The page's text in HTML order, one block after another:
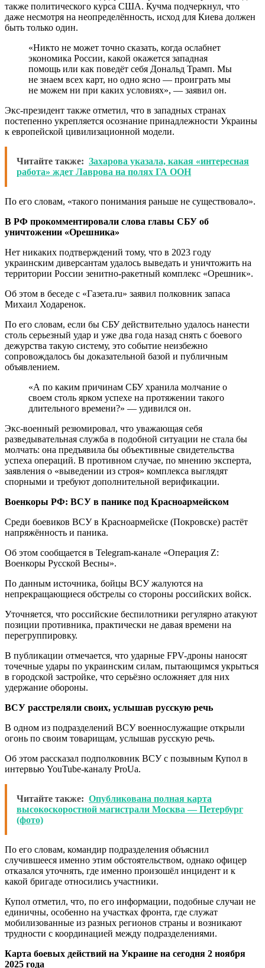
также политического курса США. Кучма подчеркнул, что
даже несмотря на неопределённость, исход для Киева должен
быть только один.
«Никто не может точно сказать, когда ослабнет
экономика России, какой окажется западная
помощь или как поведёт себя Дональд Трамп. Мы
не знаем всех карт, но одно ясно — проиграть мы
не можем ни при каких условиях», — заявил он.
Экс-президент также отметил, что в западных странах
постепенно укрепляется осознание принадлежности Украины
к европейской цивилизационной модели.
Читайте также: Захарова указала, какая «интересная
работа» ждет Лаврова на полях ГА ООН
По его словам, «такого понимания раньше не существовало».
В РФ прокомментировали слова главы СБУ об
уничтожении «Орешника»
Нет никаких подтверждений тому, что в 2023 году
украинским диверсантам удалось выведать и уничтожить на
территории России зенитно-ракетный комплекс «Орешник».
Об этом в беседе с «Газета.ru» заявил полковник запаса
Михаил Ходаренок.
По его словам, если бы СБУ действительно удалось нанести
столь серьезный удар и уже два года назад снять с боевого
дежурства такую систему, это событие неизбежно
сопровождалось бы доказательной базой и публичным
объявлением.
«А по каким причинам СБУ хранила молчание о
своем столь ярком успехе на протяжении такого
длительного времени?» — удивился он.
Экс-военный резюмировал, что уважающая себя
разведывательная служба в подобной ситуации не стала бы
молчать: она предъявила бы объективные свидетельства
успеха операций. В противном случае, по мнению эксперта,
заявления о «выведении из строя» комплекса выглядят
спорными и требуют дополнительной верификации.
Военкоры РФ: ВСУ в панике под Красноармейском
Среди боевиков ВСУ в Красноармейске (Покровске) растёт
напряжённость и паника.
Об этом сообщается в Telegram-канале «Операция Z:
Военкоры Русской Весны».
По данным источника, бойцы ВСУ жалуются на
непрекращающиеся обстрелы со стороны российских войск.
Уточняется, что российские беспилотники регулярно атакуют
позиции противника, практически не давая времени на
перегруппировку.
В публикации отмечается, что ударные FPV-дроны наносят
точечные удары по украинским силам, пытающимся укрыться
в городской застройке, что серьёзно осложняет для них
удержание обороны.
ВСУ расстреляли своих, услышав русскую речь
В одном из подразделений ВСУ военнослужащие открыли
огонь по своим товарищам, услышав русскую речь.
Об этом рассказал подполковник ВСУ с позывным Купол в
интервью YouTube-каналу ProUa.
Читайте также: Опубликована полная карта
высокоскоростной магистрали Москва — Петербург
(фото)
По его словам, командир подразделения объяснил
случившееся именно этим обстоятельством, однако офицер
отказался уточнять, где именно произошёл инцидент и к
какой бригаде относились участники.
Купол отметил, что, по его информации, подобные случаи не
единичны, особенно на участках фронта, где служат
мобилизованные из разных регионов страны и возникают
трудности с координацией между подразделениями.
Карта боевых действий на Украине на сегодня 2 ноября
2025 года